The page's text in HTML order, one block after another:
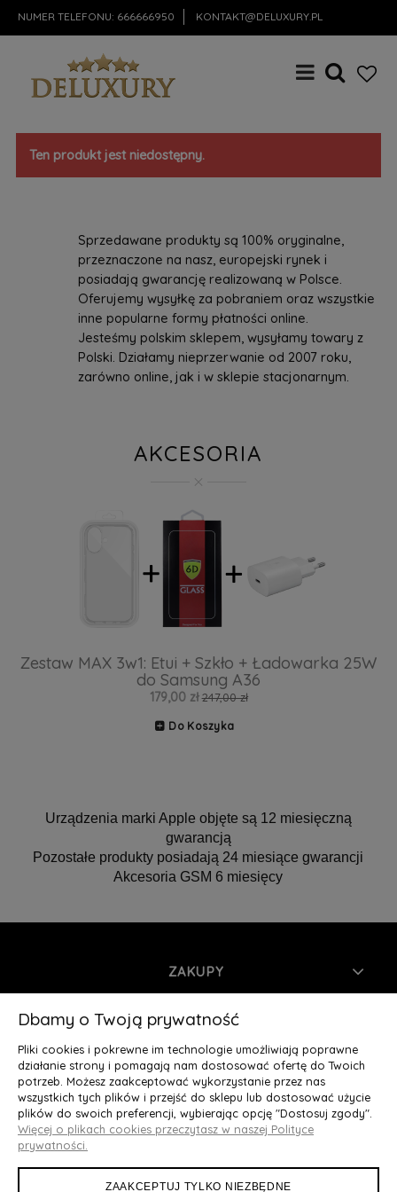
NUMER TELEFONU: 666666950 KONTAKT@DELUXURY.PL
Ten produkt jest niedostępny.
Sprzedawane produkty są 100% oryginalne,
przeznaczone na nasz, europejski rynek i
posiadają gwarancję realizowaną w Polsce.
Oferujemy wysyłkę za pobraniem oraz wszystkie
inne popularne formy płatności online.
Jesteśmy polskim sklepem, wysyłamy towary z
Polski. Działamy nieprzerwanie od 2007 roku,
zarówno online, jak i w sklepie stacjonarnym.
AKCESORIA
Zestaw MAX 3w1: Etui + Szkło + Ładowarka 25W
do Samsung A36
179,00 zł 247,00 zł
Do Koszyka
Urządzenia marki Apple objęte są 12 miesięczną
gwarancją
Pozostałe produkty posiadają 24 miesiące gwarancji
Akcesoria GSM 6 miesięcy
ZAKUPY
INFORMACJE
MOJE KONTO
O NAS
Deluxury.pl
Dbamy o Twoją prywatność
Pliki cookies i pokrewne im technologie umożliwiają poprawne
działanie strony i pomagają nam dostosować ofertę do Twoich
potrzeb. Możesz zaakceptować wykorzystanie przez nas
wszystkich tych plików i przejść do sklepu lub dostosować użycie
plików do swoich preferencji, wybierając opcję "Dostosuj zgody".
Więcej o plikach cookies przeczytasz w naszej Polityce
prywatności.
ZAAKCEPTUJ TYLKO NIEZBĘDNE